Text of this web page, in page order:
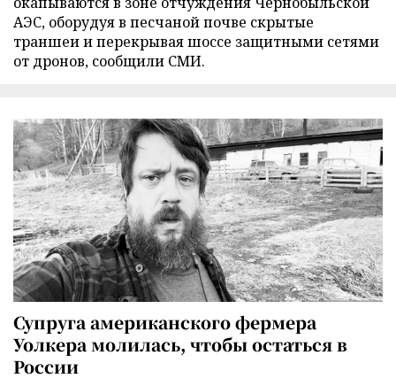
АЭС, оборудуя в песчаной почве скрытые
траншеи и перекрывая шоссе защитными сетями
от дронов, сообщили СМИ.
Супруга американского фермера
Уолкера молилась, чтобы остаться в
России